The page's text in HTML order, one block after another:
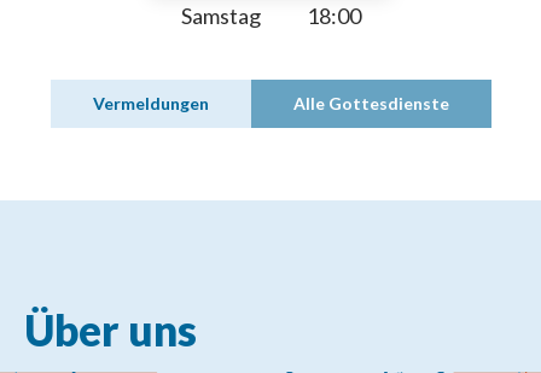
Samstag 18:00
Vermeldungen Alle Gottesdienste
Über uns